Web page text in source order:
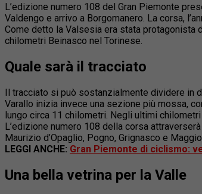
L’edizione numero 108 del Gran Piemonte
Valdengo e arrivo a Borgomanero. La corsa,
Come detto la Valsesia era stata protagonista
chilometri Beinasco nel Torinese.
Quale sarà il tracciato
Il tracciato si può sostanzialmente dividere in
Varallo inizia invece una sezione più mossa,
lungo circa 11 chilometri. Negli ultimi
L’edizione numero 108 della corsa
Maurizio d’Opaglio, Pogno, Grignasco e
LEGGI ANCHE: Gran Piemonte di ciclismo:
Una bella vetrina per la Valle